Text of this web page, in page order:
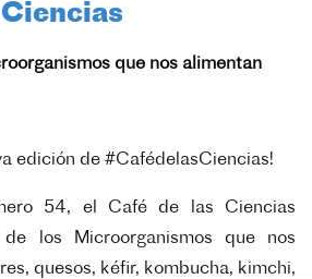
que nos alimentan
edición de #CafédelasCiencias!
54, el Café de las Ciencias
los Microorganismos que nos
quesos, kéfir, kombucha, kimchi,